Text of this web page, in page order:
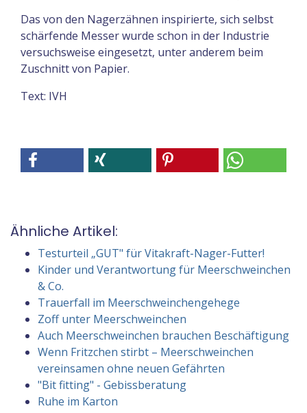
Das von den Nagerzähnen inspirierte, sich selbst
schärfende Messer wurde schon in der Industrie
versuchsweise eingesetzt, unter anderem beim
Zuschnitt von Papier.
Text: IVH
Ähnliche Artikel:
Testurteil „GUT" für Vitakraft-Nager-Futter!
Kinder und Verantwortung für Meerschweinchen
& Co.
Trauerfall im Meerschweinchengehege
Zoff unter Meerschweinchen
Auch Meerschweinchen brauchen Beschäftigung
Wenn Fritzchen stirbt – Meerschweinchen
vereinsamen ohne neuen Gefährten
"Bit fitting" - Gebissberatung
Ruhe im Karton